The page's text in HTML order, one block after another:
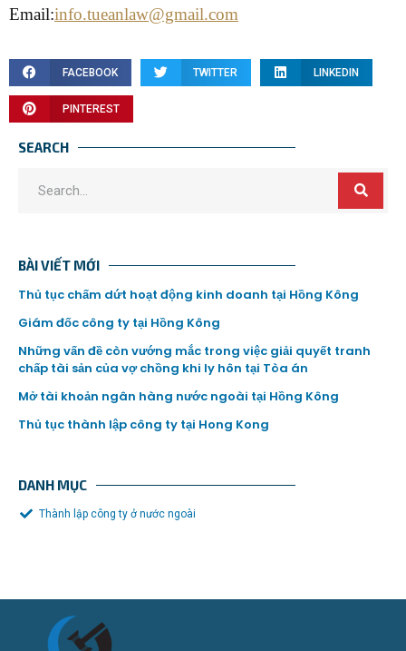
Email:info.tueanlaw@gmail.com
FACEBOOK TWITTER LINKEDIN
PINTEREST
SEARCH
BÀI VIẾT MỚI
Thủ tục chấm dứt hoạt động kinh doanh tại Hồng Kông
Giám đốc công ty tại Hồng Kông
Những vấn đề còn vướng mắc trong việc giải quyết tranh
chấp tài sản của vợ chồng khi ly hôn tại Tòa án
Mở tài khoản ngân hàng nước ngoài tại Hồng Kông
Thủ tục thành lập công ty tại Hong Kong
DANH MỤC
Thành lập công ty ở nước ngoài